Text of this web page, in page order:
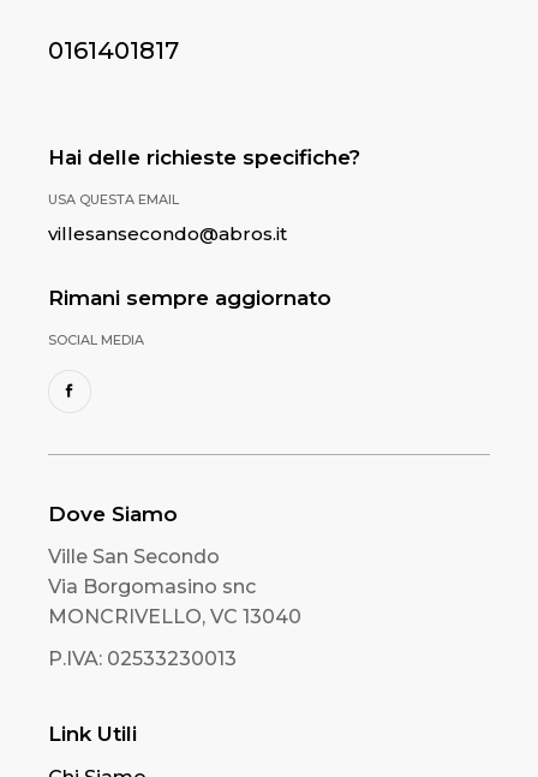
0161401817
Hai delle richieste specifiche?
USA QUESTA EMAIL
villesansecondo@abros.it
Rimani sempre aggiornato
SOCIAL MEDIA
Dove Siamo
Ville San Secondo
Via Borgomasino snc
MONCRIVELLO, VC 13040
P.IVA: 02533230013
Link Utili